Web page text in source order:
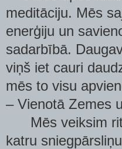
meditāciju. Mēs
enerģiju un
sadarbībā.
viņš iet cauri
mēs to visu
– Vienotā Zemes
Mēs veiksim
katru